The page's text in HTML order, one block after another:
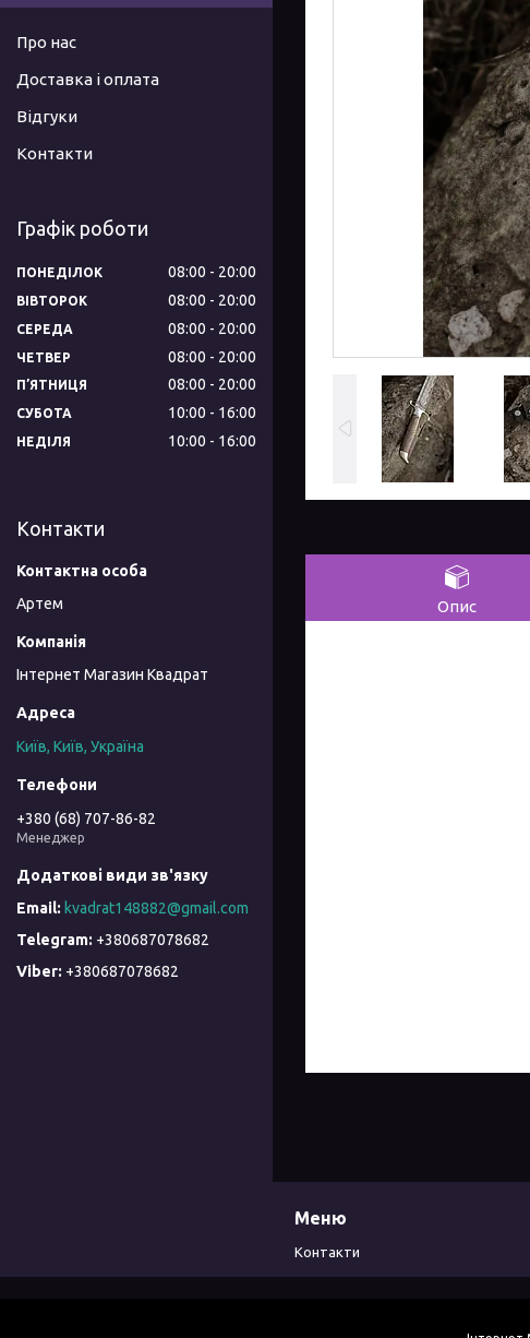
Опис
Про нас
Доставка і оплата
Відгуки
Контакти
Графік роботи
ПОНЕДІЛОК 08:00 20:00
ВІВТОРОК 08:00 20:00
СЕРЕДА 08:00 20:00
ЧЕТВЕР 08:00 20:00
ПʼЯТНИЦЯ 08:00 20:00
СУБОТА 10:00 16:00
НЕДІЛЯ 10:00 16:00
Контакти
Артем
Інтернет Магазин Квадрат
Київ, Київ, Україна
+380 (68) 707-86-82
Менеджер
kvadrat148882@gmail.com
+380687078682
+380687078682
Меню
Контакти